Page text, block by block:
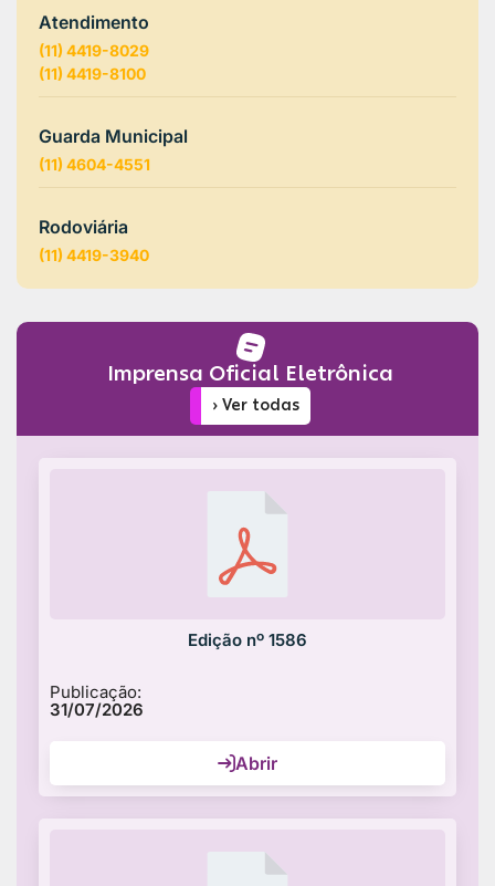
Atendimento
(11) 4419-8029
(11) 4419-8100
Guarda Municipal
(11) 4604-4551
Rodoviária
(11) 4419-3940
Imprensa Oficial Eletrônica
› Ver todas
Edição nº 1586
Publicação:
31/07/2026
Abrir